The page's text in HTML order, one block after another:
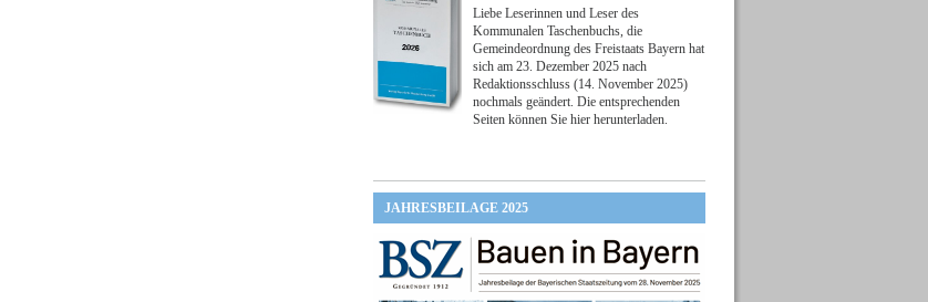
Liebe Leserinnen und Leser des
Kommunalen Taschenbuchs, die
Gemeindeordnung des Freistaats Bayern hat
sich am 23. Dezember 2025 nach
Redaktionsschluss (14. November 2025)
nochmals geändert. Die entsprechenden
Seiten können Sie hier herunterladen.
JAHRESBEILAGE 2025